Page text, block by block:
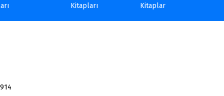
Kitapları
Kitaplar